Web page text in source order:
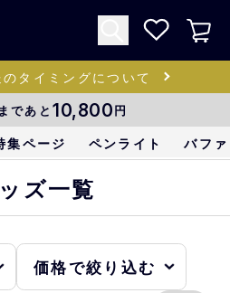
タイミングについて
まであと 10,800円
集ページ ペンライト バフ
ズ一覧